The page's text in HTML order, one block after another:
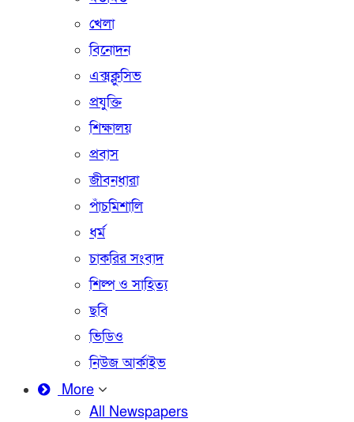
খেলা
বিনোদন
এক্সক্লুসিভ
প্রযুক্তি
শিক্ষালয়
প্রবাস
জীবনধারা
পাঁচমিশালি
ধর্ম
চাকরির সংবাদ
শিল্প ও সাহিত্য
ছবি
ভিডিও
নিউজ আর্কাইভ
More
All Newspapers